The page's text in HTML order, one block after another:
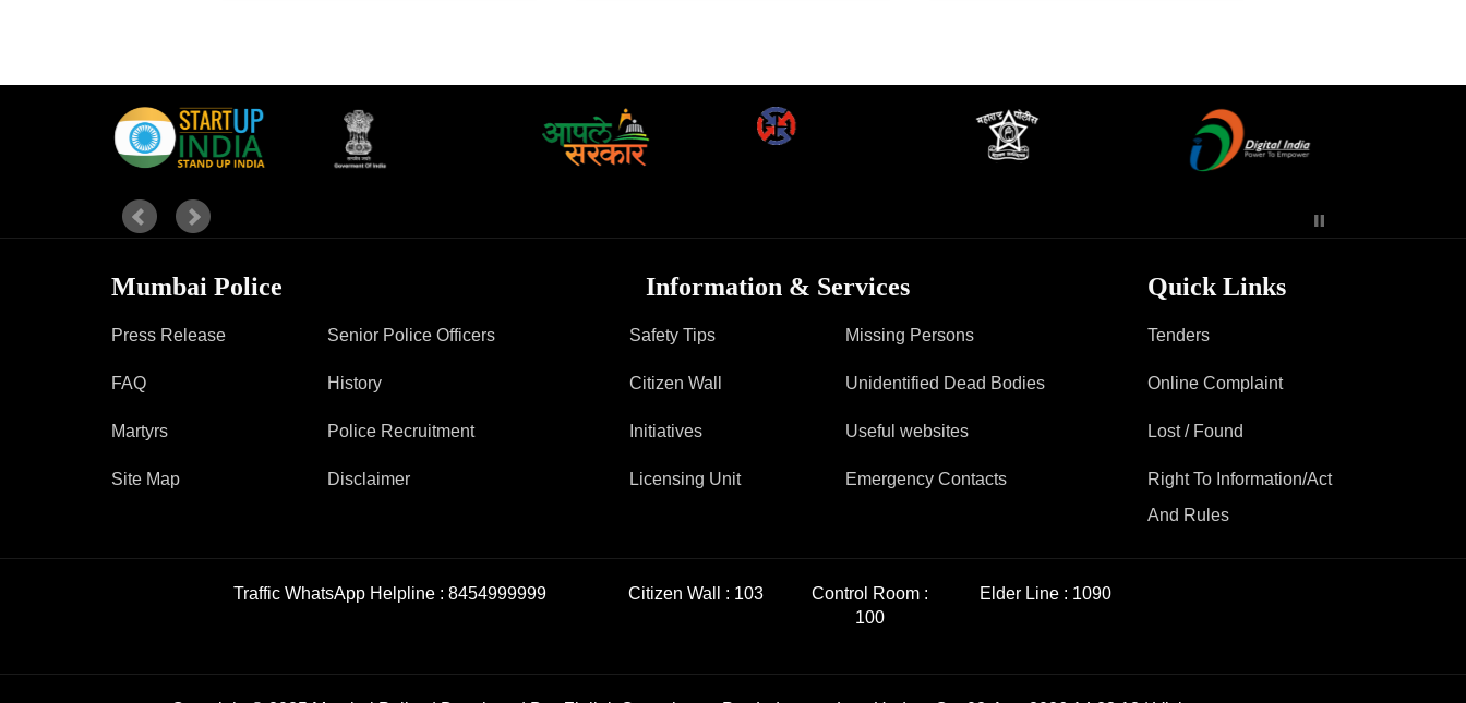
Mumbai Police
Press Release
FAQ
Martyrs
Site Map
Senior Police Officers
History
Police Recruitment
Disclaimer
Information & Services
Safety Tips
Citizen Wall
Initiatives
Licensing Unit
Missing Persons
Unidentified Dead Bodies
Useful websites
Emergency Contacts
Quick Links
Tenders
Online Complaint
Lost / Found
Right To Information/Act
And Rules
Traffic WhatsApp Helpline : 8454999999 Citizen Wall : 103
Control Room :
100
Elder Line : 1090